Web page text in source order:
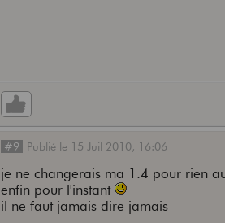
#9 Publié le 15 Juil 2010, 16:06
je ne changerais ma 1.4 pour rien
enfin pour l'instant
il ne faut jamais dire jamais